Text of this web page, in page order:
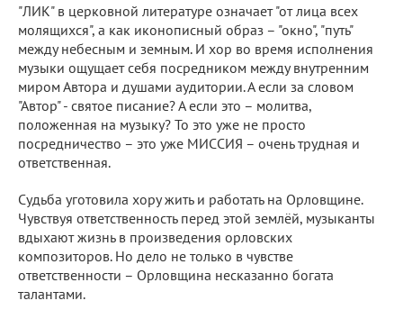
"ЛИК" в церковной литературе означает "от лица всех
молящихся", а как иконописный образ – "окно", "путь"
между небесным и земным. И хор во время исполнения
музыки ощущает себя посредником между внутренним
миром Автора и душами аудитории. А если за словом
"Автор" - святое писание? А если это – молитва,
положенная на музыку? То это уже не просто
посредничество – это уже МИССИЯ – очень трудная и
ответственная.
Судьба уготовила хору жить и работать на Орловщине.
Чувствуя ответственность перед этой землёй, музыканты
вдыхают жизнь в произведения орловских
композиторов. Но дело не только в чувстве
ответственности – Орловщина несказанно богата
талантами.